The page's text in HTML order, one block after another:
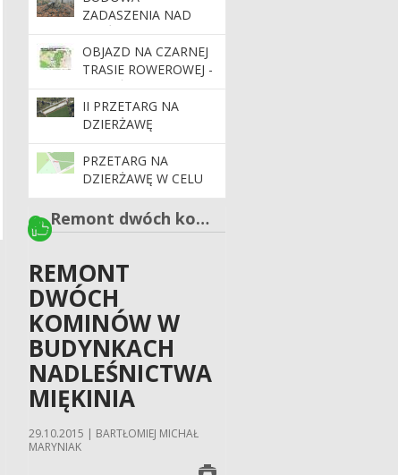
(DZ. EW. 11 OBR.
ŚLĘŻA, JEDNOSTKA
EWIDENCYJNA
SOBÓTKA-MIASTO) II
POSTĘPOWANIE
ZADASZENIA NAD
RZEŹBĄ „PANNA Z
RYBĄ” I „NIEDŹWIEDŹ”
(DZ. EW. 11 OBR.
ŚLĘŻA, JEDNOSTKA
EWIDENCYJNA
SOBÓTKA-MIASTO)
OBJAZD NA CZARNEJ
TRASIE ROWEROWEJ -
MIĘKIŃSKIE TRASY
ROWEROWE
II PRZETARG NA
DZIERŻAWĘ
PARKINGU
PRZETARG NA
DZIERŻAWĘ W CELU
PROWADZENIA
DZIAŁALNOŚCI
HANDLOWEJ
Remont dwóch kominów w budynkach Nadleśnictwa Miękinia
REMONT
DWÓCH
KOMINÓW W
BUDYNKACH
NADLEŚNICTWA
MIĘKINIA
29.10.2015 | BARTŁOMIEJ MICHAŁ
MARYNIAK